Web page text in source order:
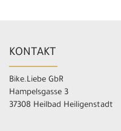
KONTAKT
Bike.Liebe GbR
Hampelsgasse 3
37308 Heilbad Heiligenstadt